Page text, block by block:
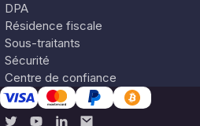
DPA
Résidence fiscale
Sous-traitants
Sécurité
Centre de confiance